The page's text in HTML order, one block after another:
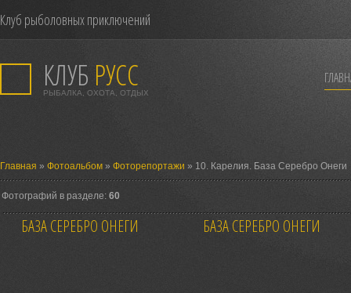
Клуб рыболовных приключений
КЛУБ РУСС
РЫБАЛКА, ОХОТА, ОТДЫХ
Главная » Фотоальбом » Фоторепортажи » 10. Карелия. База Серебро Онеги
Фотографий в разделе: 60
БАЗА СЕРЕБРО ОНЕГИ БАЗА СЕРЕБРО ОНЕГИ